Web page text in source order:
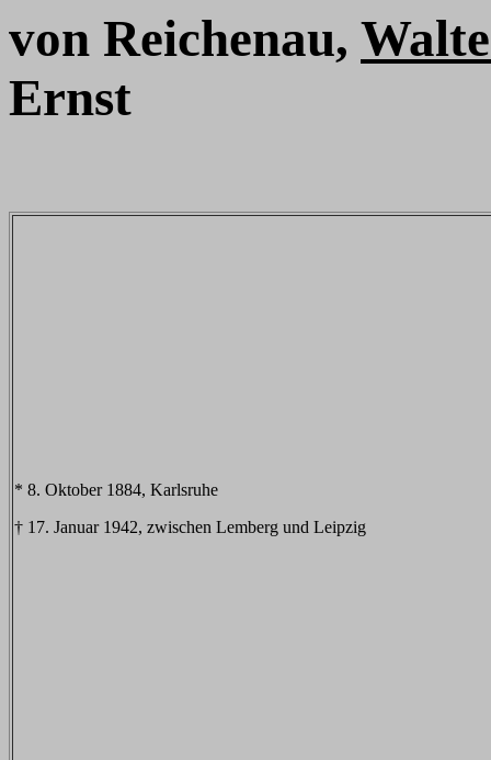
von Reichenau,
Ernst
* 8. Oktober 1884, Karlsruhe
† 17. Januar 1942, zwischen Lemberg und Leipzig